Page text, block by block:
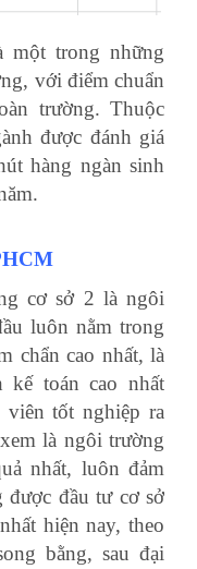
trong những
với điểm chuẩn
trường. Thuộc
được đánh giá
hàng ngàn sinh
cơ sở 2 là ngôi
luôn nằm trong
chẩn cao nhất, là
kế toán cao nhất
tốt nghiệp ra
là ngôi trường
nhất, luôn đảm
được đầu tư cơ sở
hiện nay, theo
bằng, sau đại